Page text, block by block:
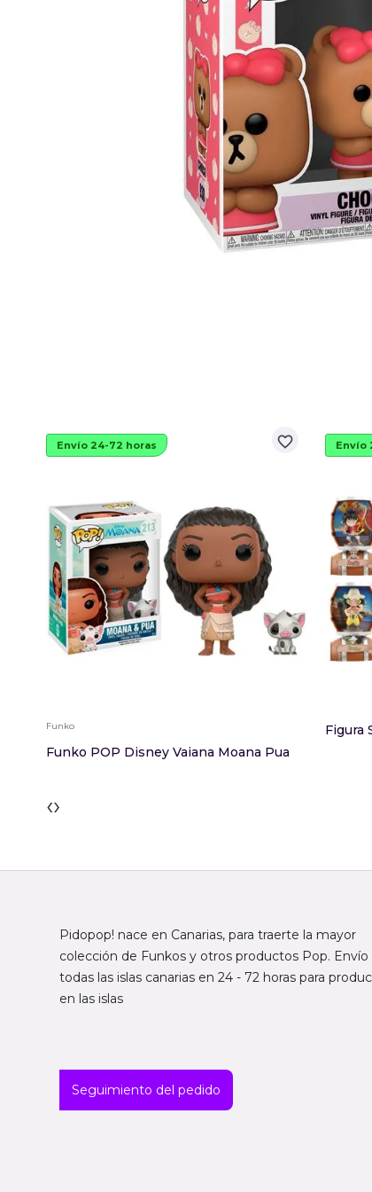
favorite_border
Envío 24-72 horas
Funko
Funko POP Disney Vaiana Moana Pua
Envío
Figura
‹›
Pidopop! nace en Canarias, para traerte la mayor
colección de Funkos y otros productos Pop. Envío
todas las islas canarias en 24 - 72 horas para
en las islas
Seguimiento del pedido